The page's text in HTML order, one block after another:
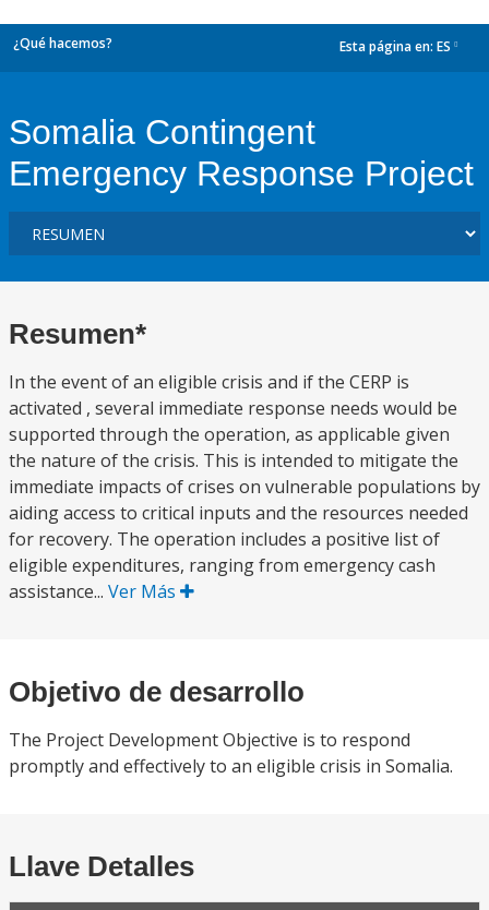
¿Qué hacemos? Esta página en: ES
Somalia Contingent
Emergency Response Project
Resumen*
In the event of an eligible crisis and if the CERP is
activated , several immediate response needs would be
supported through the operation, as applicable given
the nature of the crisis. This is intended to mitigate the
immediate impacts of crises on vulnerable populations by
aiding access to critical inputs and the resources needed
for recovery. The operation includes a positive list of
eligible expenditures, ranging from emergency cash
assistance... Ver Más
Objetivo de desarrollo
The Project Development Objective is to respond
promptly and effectively to an eligible crisis in Somalia.
Llave Detalles